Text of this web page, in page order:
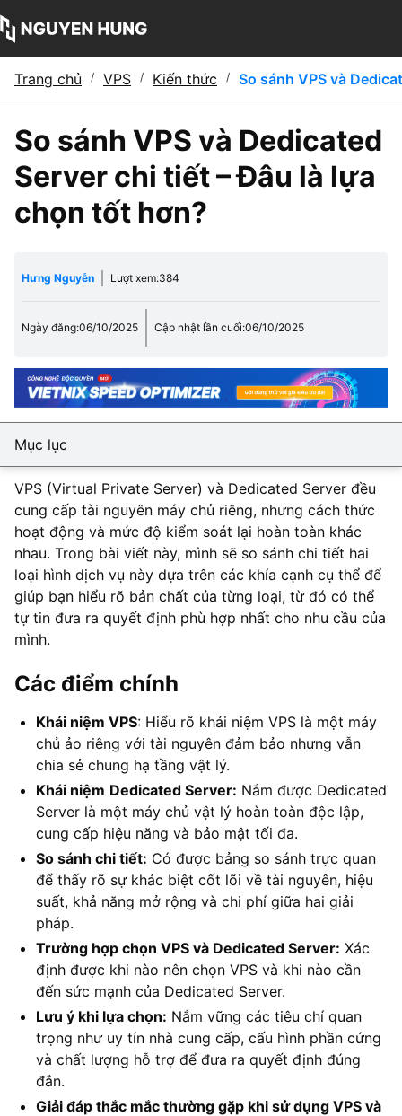
Trang chủ / VPS / Kiến thức / So sánh VPS và
So sánh VPS và Dedicated
Server chi tiết – Đâu là lựa
chọn tốt hơn?
Hưng Nguyễn Lượt xem:384
Ngày đăng:06/10/2025 Cập nhật lần cuối:06/10/2025
Mục lục
VPS (Virtual Private Server) và Dedicated Server đều
cung cấp tài nguyên máy chủ riêng, nhưng cách thức
hoạt động và mức độ kiểm soát lại hoàn toàn khác
nhau. Trong bài viết này, mình sẽ so sánh chi tiết hai
loại hình dịch vụ này dựa trên các khía cạnh cụ thể để
giúp bạn hiểu rõ bản chất của từng loại, từ đó có thể
tự tin đưa ra quyết định phù hợp nhất cho nhu cầu của
mình.
Các điểm chính
Khái niệm VPS: Hiểu rõ khái niệm VPS là một máy
chủ ảo riêng với tài nguyên đảm bảo nhưng vẫn
chia sẻ chung hạ tầng vật lý.
Khái niệm Dedicated Server: Nắm được Dedicated
Server là một máy chủ vật lý hoàn toàn độc lập,
cung cấp hiệu năng và bảo mật tối đa.
So sánh chi tiết: Có được bảng so sánh trực quan
để thấy rõ sự khác biệt cốt lõi về tài nguyên, hiệu
suất, khả năng mở rộng và chi phí giữa hai giải
pháp.
Trường hợp chọn VPS và Dedicated Server: Xác
định được khi nào nên chọn VPS và khi nào cần
đến sức mạnh của Dedicated Server.
Lưu ý khi lựa chọn: Nắm vững các tiêu chí quan
trọng như uy tín nhà cung cấp, cấu hình phần cứng
và chất lượng hỗ trợ để đưa ra quyết định đúng
đắn.
Giải đáp thắc mắc thường gặp khi sử dụng VPS và